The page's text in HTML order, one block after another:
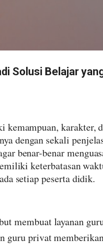
Solusi Belajar
karakter,
dengan sekali
benar-benar
keterbatasan
setiap peserta didik.
membuat layanan
guru privat